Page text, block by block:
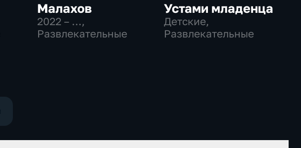
Малахов
2022 – …,
Развлекательные
Устами младенца
Детские,
Развлекательные